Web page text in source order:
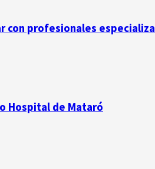
con profesionales
Hospital de Mataró